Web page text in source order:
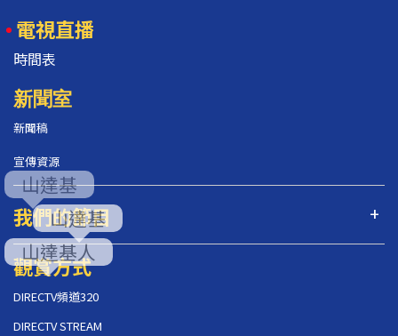
電視直播
時間表
新聞室
新聞稿
宣傳資源
我們的節目
觀賞方式
DIRECTV頻道320
DIRECTV STREAM